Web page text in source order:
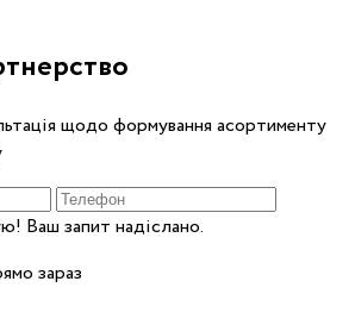
щодо формування асортименту
Ваш запит надіслано.
зараз